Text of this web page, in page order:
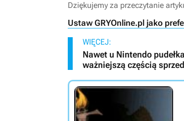
Dziękujemy za przeczytanie
Ustaw GRYOnline.pl jako
WIĘCEJ:
Nawet u Nintendo
ważniejszą częścią